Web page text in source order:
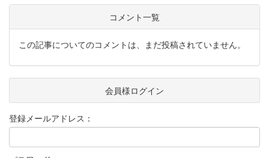
コメント一覧
この記事についてのコメントは、まだ投稿されていません。
会員様ログイン
登録メールアドレス：